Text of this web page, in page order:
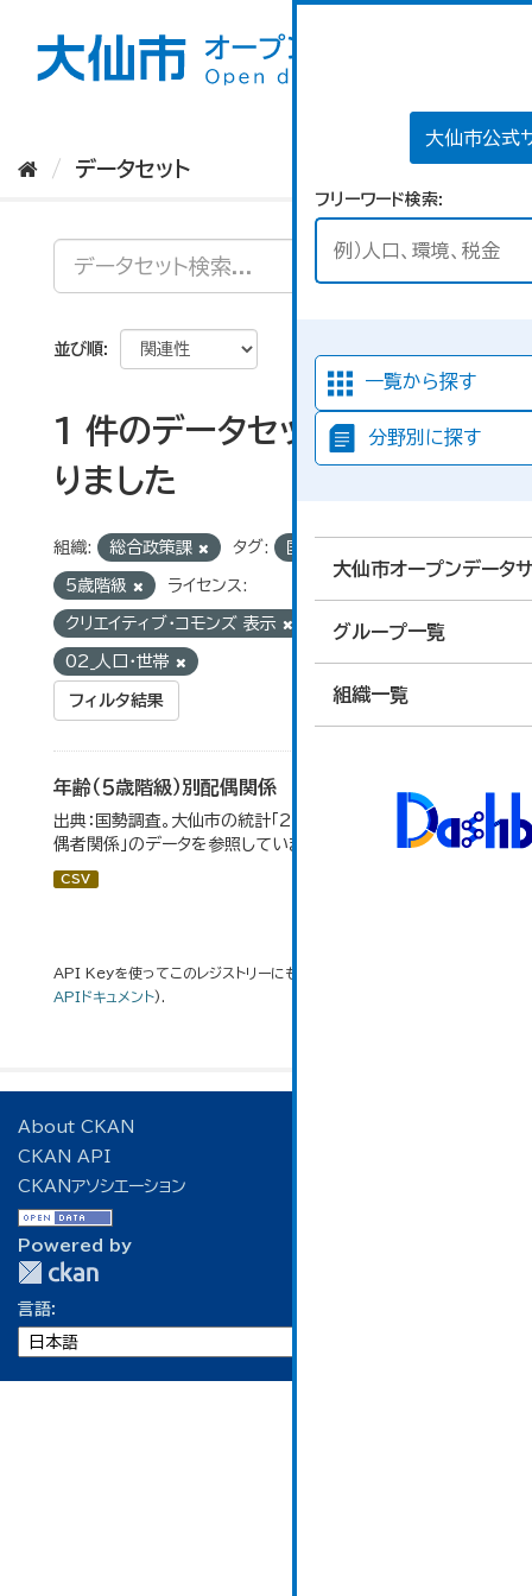
大仙市公式
フリーワード検索
一覧から探す
分野別に探す
大仙市オープンデータ
グループ一覧
組織一覧
データセット
並び順
1 件のデータセットが見つか
りました
組織: 総合政策課 タグ: 国勢調査
5歳階級 ライセンス:
クリエイティブ・コモンズ 表示 グループ:
02_人口・世帯
フィルタ結果
年齢（５歳階級）別配偶関係
出典：国勢調査。大仙市の統計「2-12 年齢（5歳階級）別配
偶者関係」のデータを参照しています。
CSV
API Keyを使ってこのレジストリーにもアクセス可能です
APIドキュメント).
About CKAN
CKAN API
CKANアソシエーション
Powered by
言語